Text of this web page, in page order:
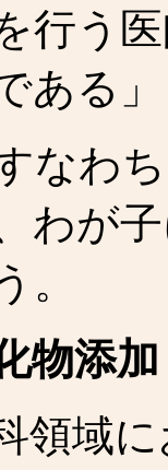
行う
ある」
なわ
わが
。
物添加
領域